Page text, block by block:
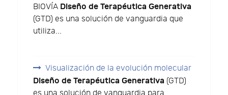
BIOVÍA Diseño de Terapéutica Generativa
(GTD) es una solución de vanguardia que
utiliza...
Visualización de la evolución molecular
Diseño de Terapéutica Generativa (GTD)